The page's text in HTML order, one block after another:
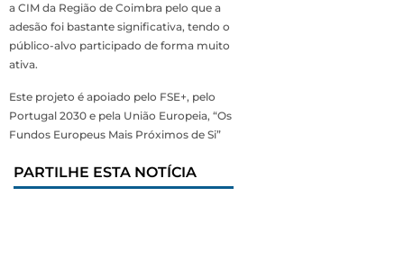
a CIM da Região de Coimbra pelo que a
adesão foi bastante significativa, tendo o
público-alvo participado de forma muito
ativa.
Este projeto é apoiado pelo FSE+, pelo
Portugal 2030 e pela União Europeia, “Os
Fundos Europeus Mais Próximos de Si”
PARTILHE ESTA NOTÍCIA